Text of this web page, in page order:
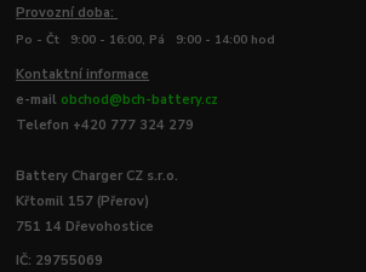
Provozní doba:
Po - Čt 9:00 - 16:00, Pá 9:00 - 14:00 hod
Kontaktní informace
e-mail obchod@bch-battery.cz
Telefon +420 777 324 279
Battery Charger CZ s.r.o.
Křtomil 157 (Přerov)
751 14 Dřevohostice
IČ: 29755069